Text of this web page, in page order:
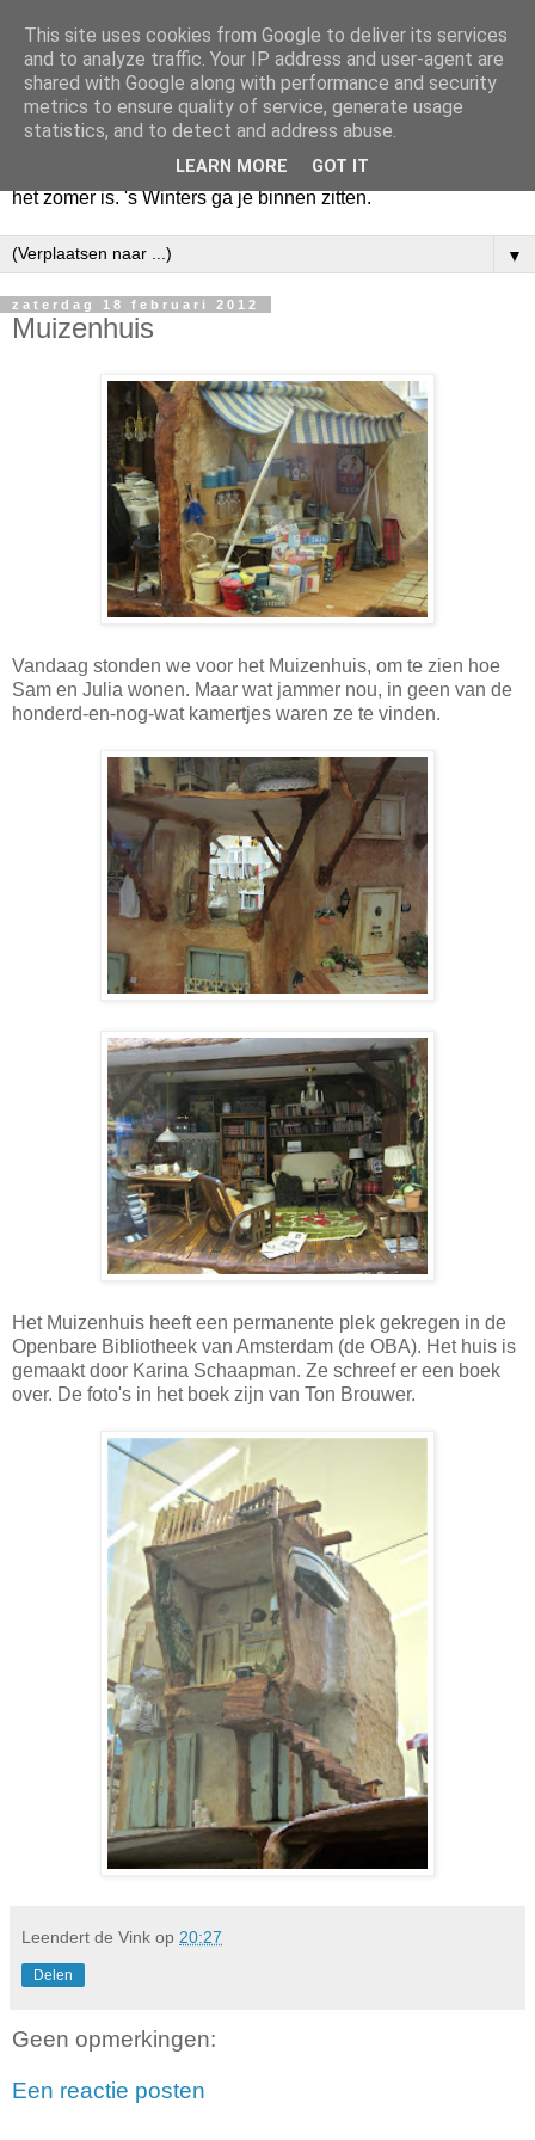
Huize Zeezicht
Als het lente is, lees ik een krant op een terras en drink een
latte uit een glas. Of om het even een boek met een
cappuccino of een dubbele espresso. Maar dat kan ook als
het zomer is. 's Winters ga je binnen zitten.
▼
zaterdag 18 februari 2012
Muizenhuis
Vandaag stonden we voor het Muizenhuis, om te zien hoe
Sam en Julia wonen. Maar wat jammer nou, in geen van de
honderd-en-nog-wat kamertjes waren ze te vinden.
Het Muizenhuis heeft een permanente plek gekregen in de
Openbare Bibliotheek van Amsterdam (de OBA). Het huis is
gemaakt door Karina Schaapman. Ze schreef er een boek
over. De foto's in het boek zijn van Ton Brouwer.
Leendert de Vink op 20:27
Delen
Geen opmerkingen:
Een reactie posten
This site uses cookies from Google to deliver its services
and to analyze traffic. Your IP address and user-agent are
shared with Google along with performance and security
metrics to ensure quality of service, generate usage
statistics, and to detect and address abuse.
LEARN MORE GOT IT